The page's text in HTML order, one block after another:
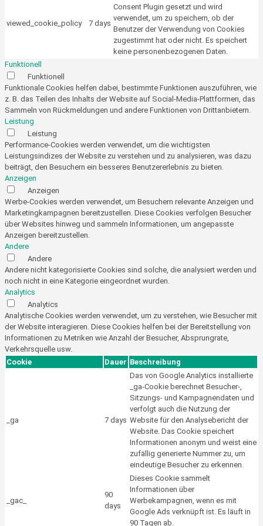
viewed_cookie_policy 7 days
Consent Plugin gesetzt und wird
verwendet, um zu speichern, ob der
Benutzer der Verwendung von Cookies
zugestimmt hat oder nicht. Es speichert
keine personenbezogenen Daten.
Funktionell
Funktionell
Funktionale Cookies helfen dabei, bestimmte Funktionen auszuführen, wie
z. B. das Teilen des Inhalts der Website auf Social-Media-Plattformen, das
Sammeln von Rückmeldungen und andere Funktionen von Drittanbietern.
Leistung
Leistung
Performance-Cookies werden verwendet, um die wichtigsten
Leistungsindizes der Website zu verstehen und zu analysieren, was dazu
beiträgt, den Besuchern ein besseres Benutzererlebnis zu bieten.
Anzeigen
Anzeigen
Werbe-Cookies werden verwendet, um Besuchern relevante Anzeigen und
Marketingkampagnen bereitzustellen. Diese Cookies verfolgen Besucher
über Websites hinweg und sammeln Informationen, um angepasste
Anzeigen bereitzustellen.
Andere
Andere
Andere nicht kategorisierte Cookies sind solche, die analysiert werden und
noch nicht in eine Kategorie eingeordnet wurden.
Analytics
Analytics
Analytische Cookies werden verwendet, um zu verstehen, wie Besucher mit
der Website interagieren. Diese Cookies helfen bei der Bereitstellung von
Informationen zu Metriken wie Anzahl der Besucher, Absprungrate,
Verkehrsquelle usw.
Cookie
Dauer Beschreibung
_ga 7 days
Das von Google Analytics installierte
_ga-Cookie berechnet Besucher-,
Sitzungs- und Kampagnendaten und
verfolgt auch die Nutzung der
Website für den Analysebericht der
Website. Das Cookie speichert
Informationen anonym und weist eine
zufällig generierte Nummer zu, um
eindeutige Besucher zu erkennen.
_gac_
90
days
Dieses Cookie sammelt
Informationen über
Werbekampagnen, wenn es mit
Google Ads verknüpft ist. Es läuft in
90 Tagen ab.